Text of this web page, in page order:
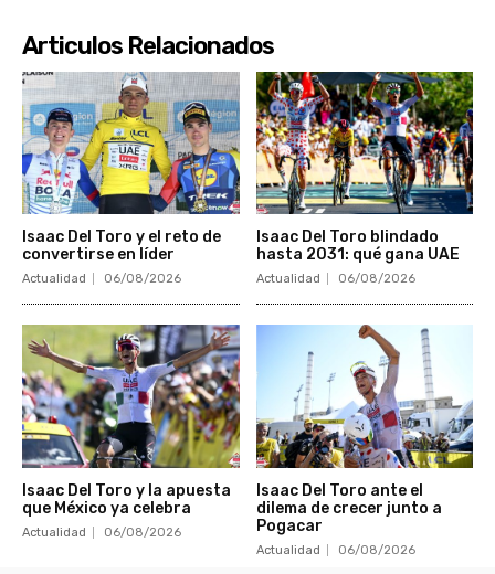
Articulos Relacionados
Isaac Del Toro y el reto de
convertirse en líder
Actualidad 06/08/2026
Isaac Del Toro blindado
hasta 2031: qué gana UAE
Actualidad 06/08/2026
Isaac Del Toro y la apuesta
que México ya celebra
Actualidad 06/08/2026
Isaac Del Toro ante el
dilema de crecer junto a
Pogacar
Actualidad 06/08/2026